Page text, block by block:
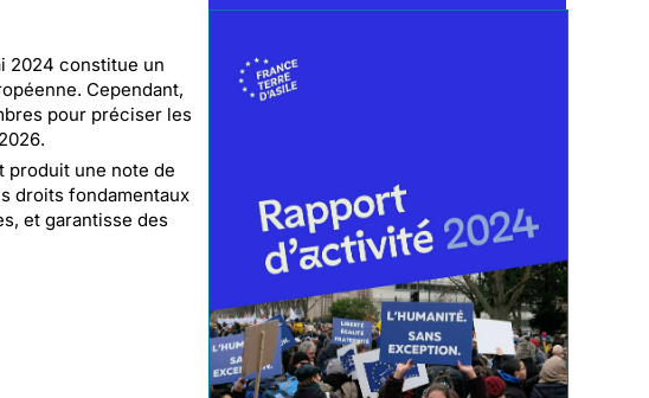
2024 constitue un
Cependant,
pour préciser les
produit une note de
droits fondamentaux
et garantisse des